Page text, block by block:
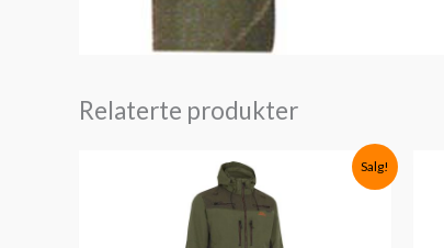
Relaterte produkter
Salg!
Opprinnelig
kr2,219.
Nåværende
pris
er:
kr1,664.